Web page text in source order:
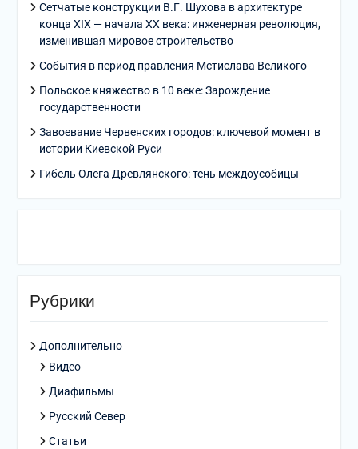
Сетчатые конструкции В.Г. Шухова в архитектуре
конца XIX — начала XX века: инженерная революция,
изменившая мировое строительство
События в период правления Мстислава Великого
Польское княжество в 10 веке: Зарождение
государственности
Завоевание Червенских городов: ключевой момент в
истории Киевской Руси
Гибель Олега Древлянского: тень междоусобицы
Рубрики
Дополнительно
Видео
Диафильмы
Русский Север
Статьи